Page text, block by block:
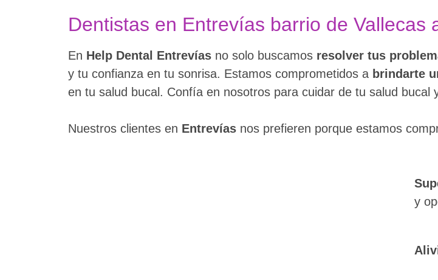
Dentistas en Entrevías barrio de Vallecas
En Help Dental Entrevías no solo buscamos resolver tus
y tu confianza en tu sonrisa. Estamos comprometidos a brindarte
en tu salud bucal. Confía en nosotros para cuidar de tu salud bucal
Nuestros clientes en Entrevías nos prefieren porque estamos
y